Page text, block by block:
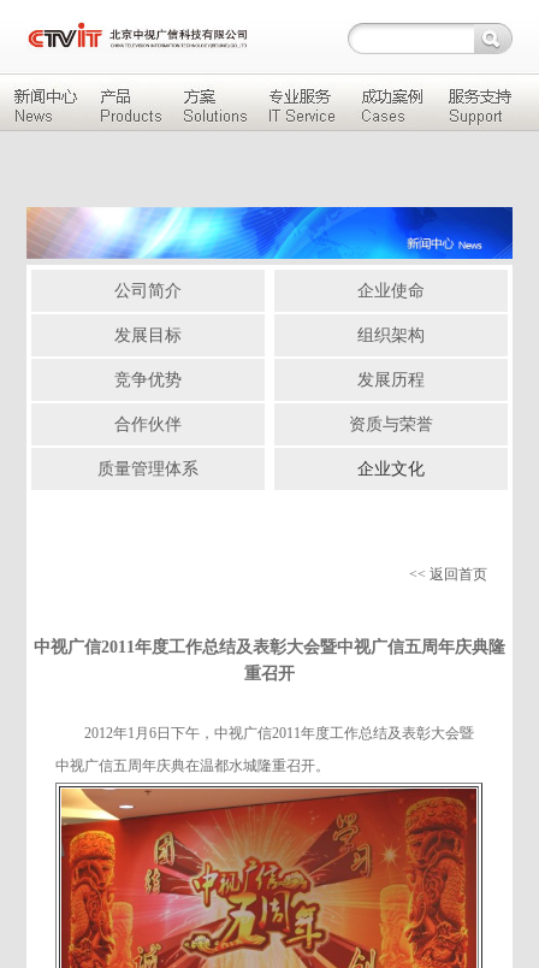
公司简介 企业使命
发展目标 组织架构
竞争优势 发展历程
合作伙伴 资质与荣誉
质量管理体系 企业文化
<< 返回首页
中视广信2011年度工作总结及表彰大会暨中视广信五周年庆典隆
重召开
2012年1月6日下午，中视广信2011年度工作总结及表彰大会暨
中视广信五周年庆典在温都水城隆重召开。